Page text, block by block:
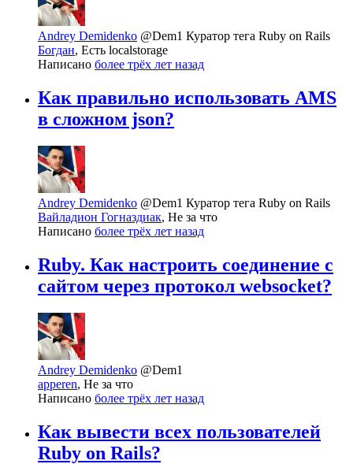
Andrey Demidenko @Dem1 Куратор тега Ruby on Rails
Богдан, Есть localstorage
Написано более трёх лет назад
Как правильно использовать AMS
в сложном json?
Andrey Demidenko @Dem1 Куратор тега Ruby on Rails
Вайладион Гогназдиак, Не за что
Написано более трёх лет назад
Ruby. Как настроить соединение с
сайтом через протокол websocket?
Andrey Demidenko @Dem1
apperen, Не за что
Написано более трёх лет назад
Как вывести всех пользователей
Ruby on Rails?